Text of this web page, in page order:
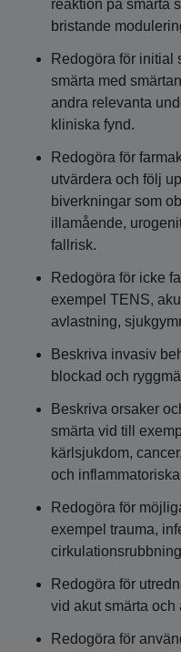
reaktion på smärta
bristande
Redogöra för initial
smärta med
andra relevanta
kliniska fynd.
Redogöra för
utvärdera och följ
biverkningar som
illamående,
fallrisk.
Redogöra för icke
exempel TENS,
avlastning,
Beskriva invasiv
blockad och
Beskriva orsaker
smärta vid till
kärlsjukdom,
och
Redogöra för
exempel trauma,
Redogöra för
vid akut smärta
Redogöra för